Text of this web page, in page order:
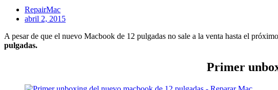
RepairMac
abril 2, 2015
A pesar de que el nuevo Macbook de 12 pulgadas no sale a la venta hasta el
pulgadas.
Primer